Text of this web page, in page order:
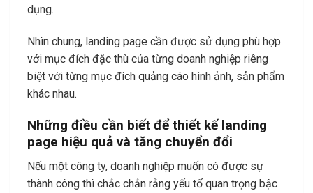
dụng.
Nhìn chung, landing page cần được sử dụng phù hợp
với mục đích đặc thù của từng doanh nghiệp riêng
biệt với từng mục đích quảng cáo hình ảnh, sản phẩm
khác nhau.
Những điều cần biết để thiết kế landing
page hiệu quả và tăng chuyển đổi
Nếu một công ty, doanh nghiệp muốn có được sự
thành công thì chắc chắn rằng yếu tố quan trọng bậc